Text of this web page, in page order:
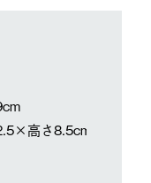
高さ8.5cm